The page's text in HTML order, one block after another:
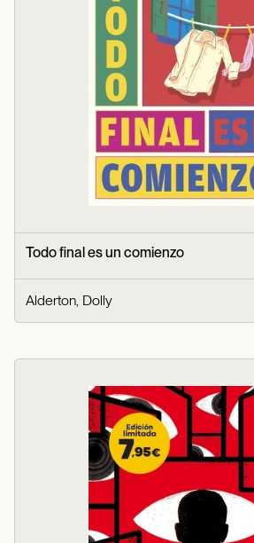
Todo final es un comienzo
Alderton, Dolly